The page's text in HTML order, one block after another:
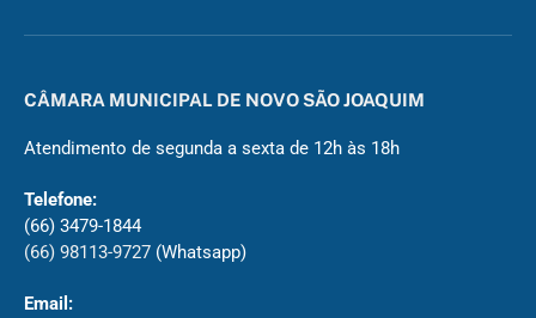
CÂMARA MUNICIPAL DE NOVO SÃO JOAQUIM
Atendimento de segunda a sexta de 12h às 18h
Telefone:
(66) 3479-1844
(66) 98113-9727 (Whatsapp)
Email: